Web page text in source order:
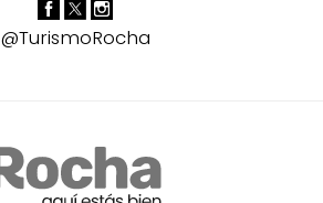
@TurismoRocha